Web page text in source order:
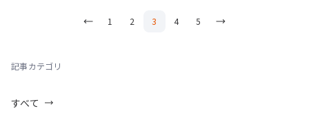
1 2 3 4 5
記事カテゴリ
すべて